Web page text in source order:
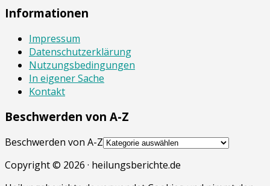
Informationen
Impressum
Datenschutzerklärung
Nutzungsbedingungen
In eigener Sache
Kontakt
Beschwerden von A-Z
Beschwerden von A-Z
Copyright © 2026 · heilungsberichte.de